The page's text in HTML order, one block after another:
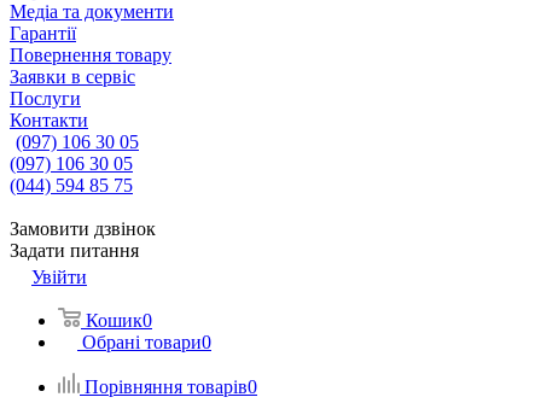
Медіа та документи
Гарантії
Повернення товару
Заявки в сервіс
Послуги
Контакти
(097) 106 30 05
(097) 106 30 05
(044) 594 85 75
Замовити дзвінок
Задати питання
Увійти
Кошик0
Обрані товари0
Порівняння товарів0